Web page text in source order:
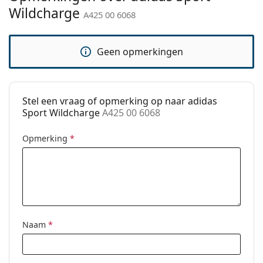
Sport:
Hiking
Code:
A425 00 6068
Wildcharge A425 00 6068
Geen opmerkingen
Stel een vraag of opmerking op naar adidas
Sport WildchargeA425 00 6068
Opmerking *
Naam *